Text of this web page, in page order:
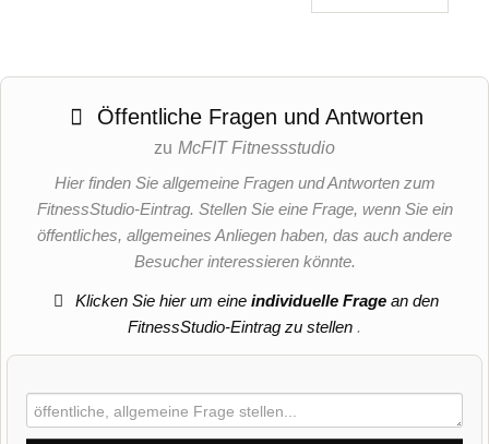
Öffentliche Fragen und Antworten
zu McFIT Fitnessstudio
Hier finden Sie allgemeine Fragen und Antworten zum
FitnessStudio-Eintrag. Stellen Sie eine Frage, wenn Sie ein
öffentliches, allgemeines Anliegen haben, das auch andere
Besucher interessieren könnte.
Klicken Sie hier um eineindividuelle Frage an den
FitnessStudio-Eintrag zu stellen .